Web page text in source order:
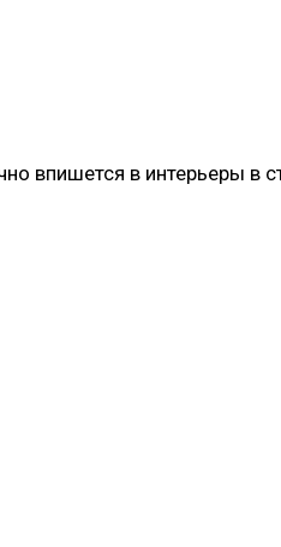
впишется в интерьеры в